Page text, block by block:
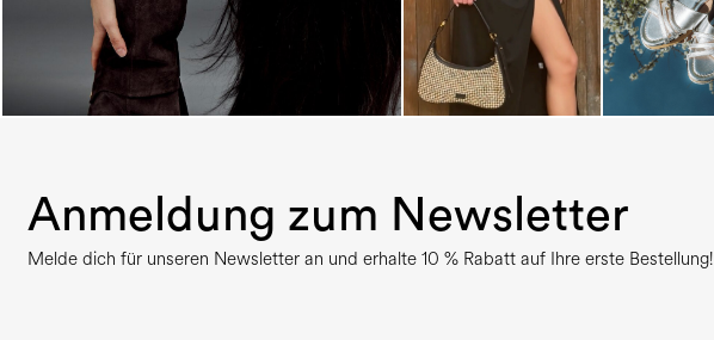
Anmeldung zum Newsletter
Melde dich für unseren Newsletter an und erhalte 10 % Rabatt auf Ihre erste Bestellung!